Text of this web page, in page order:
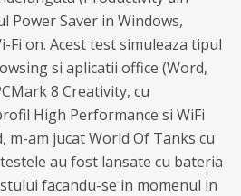
Power Saver in Windows,
Fi on. Acest test simuleaza tipul
si aplicatii office (Word,
8 Creativity, cu
High Performance si WiFi
m-am jucat World Of Tanks cu
au fost lansate cu bateria
facandu-se in momenul in